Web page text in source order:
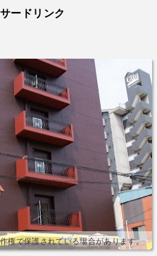
ードリンク
権で保護されている場合があります。